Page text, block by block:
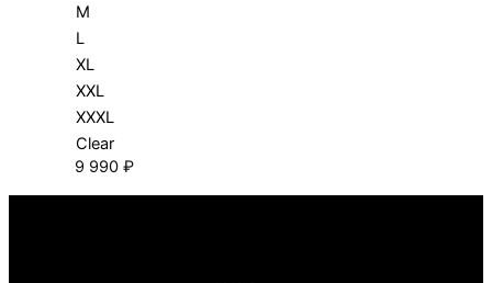
M
L
XL
XXL
XXXL
Clear
9 990 ₽